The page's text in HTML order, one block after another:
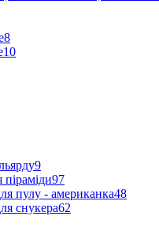
8
10
9
піраміди97
пулу - американка48
снукера62